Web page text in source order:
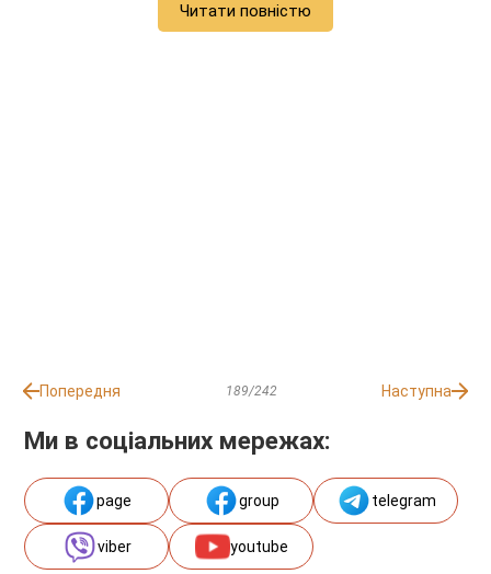
Читати повністю
Попередня 189/242 Наступна
Ми в соціальних мережах:
page group telegram
viber youtube